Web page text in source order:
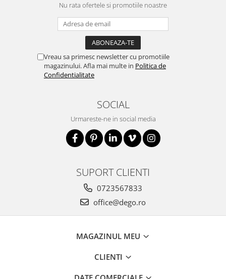
Nu rata ofertele si promotiile noastre
Vreau sa primesc newsletter cu promotiile
magazinului. Afla mai multe in Politica de
Confidentialitate
SOCIAL
Urmareste-ne in social media
SUPORT CLIENTI
0723567833
office@dego.ro
MAGAZINUL MEU
CLIENTI